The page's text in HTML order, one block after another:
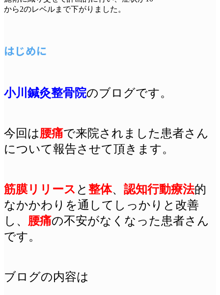
から2のレベルまで下がりました。
はじめに
小川鍼灸整骨院のブログです。
今回は腰痛で来院されました患者さん
について報告させて頂きます。
筋膜リリース と 整体、 認知行動療法的
なかかわりを通してしっかりと改善
し、 腰痛の不安がなくなった患者さん
です。
ブログの内容は